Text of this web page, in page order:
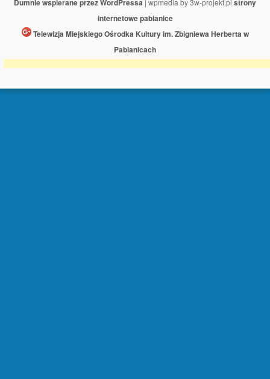
Dumnie wspierane przez WordPressa
strony
internetowe pabianice
Telewizja Miejskiego Ośrodka Kultury im. Zbigniewa Herberta w
Pabianicach